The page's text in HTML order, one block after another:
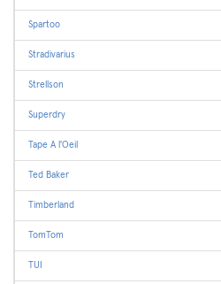
Spartoo
Stradivarius
Strellson
Superdry
Tape A l'Oeil
Ted Baker
Timberland
TomTom
TUI